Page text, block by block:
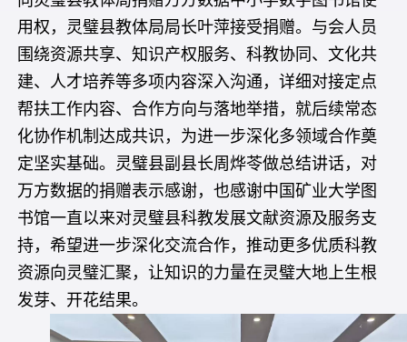
用权，灵璧县教体局局长叶萍接受捐赠。与会人员
围绕资源共享、知识产权服务、科教协同、文化共
建、人才培养等多项内容深入沟通，详细对接定点
帮扶工作内容、合作方向与落地举措，就后续常态
化协作机制达成共识，为进一步深化多领域合作奠
定坚实基础。灵璧县副县长周烨苓做总结讲话，对
万方数据的捐赠表示感谢，也感谢中国矿业大学图
书馆一直以来对灵璧县科教发展文献资源及服务支
持，希望进一步深化交流合作，推动更多优质科教
资源向灵璧汇聚，让知识的力量在灵璧大地上生根
发芽、开花结果。